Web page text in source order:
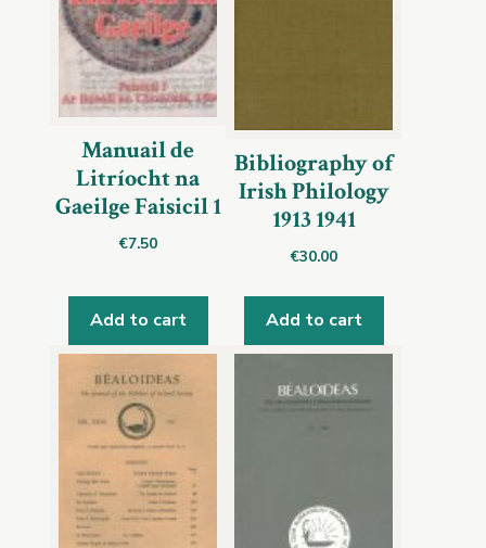
Manuail de
Litríocht na
Gaeilge Faisicil 1
€7.50
Add to cart
Bibliography of
Irish Philology
1913 1941
€30.00
Add to cart